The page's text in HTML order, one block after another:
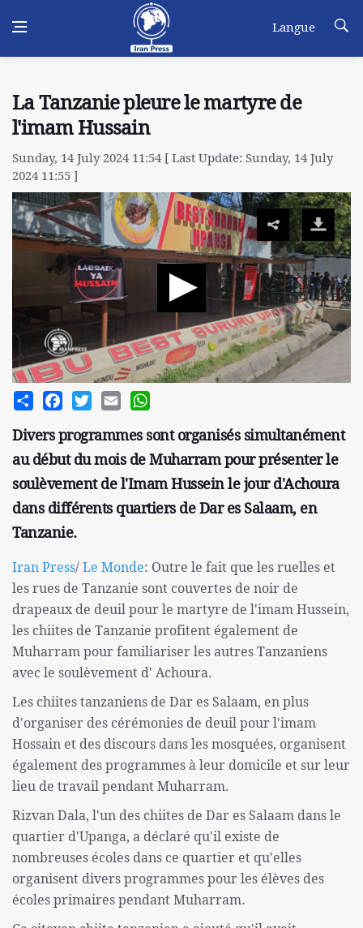
Langue
La Tanzanie pleure le martyre de
l'imam Hussain
Sunday, 14 July 2024 11:54 [ Last Update: Sunday, 14 July
2024 11:55 ]
Share FacebookTwitterEmail
Divers programmes sont organisés simultanément
au début du mois de Muharram pour présenter le
soulèvement de l'Imam Hussein le jour d'Achoura
dans différents quartiers de Dar es Salaam, en
Tanzanie.
Iran Press/Le Monde: Outre le fait que les ruelles et
les rues de Tanzanie sont couvertes de noir de
drapeaux de deuil pour le martyre de l'imam Hussein,
les chiites de Tanzanie profitent également de
Muharram pour familiariser les autres Tanzaniens
avec le soulèvement d' Achoura.
Les chiites tanzaniens de Dar es Salaam, en plus
d'organiser des cérémonies de deuil pour l'imam
Hossain et des discours dans les mosquées, organisent
également des programmes à leur domicile et sur leur
lieu de travail pendant Muharram.
Rizvan Dala, l'un des chiites de Dar es Salaam dans le
quartier d'Upanga, a déclaré qu'il existe de
nombreuses écoles dans ce quartier et qu'elles
organisent divers programmes pour les élèves des
écoles primaires pendant Muharram.